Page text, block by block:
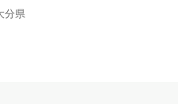
分県